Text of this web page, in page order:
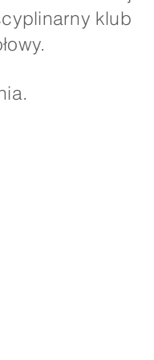
klub